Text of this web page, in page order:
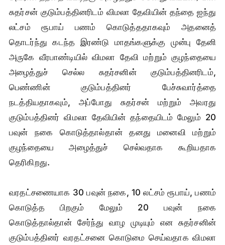
சுதர்சன் குடும்பத்தினரிடம் விமலா தேவியின் தந்தை ஐந்து
லட்சம் ரூபாய் பணம் கொடுத்ததாகவும் அதனைத்
தொடர்ந்து கடந்த இரண்டு மாதங்களுக்கு முன்பு தேனி
அருகே வீரபாண்டியில் விமலா தேவி மற்றும் குழந்தையை
அழைத்துச் செல்ல சுதர்சனின் குடும்பத்தினரிடம்,
பெண்ணின் குடும்பத்தினர் பேச்சுவார்த்தை
நடத்தியதாகவும், அப்போது சுதர்சன் மற்றும் அவரது
குடும்பத்தினர் விமலா தேவியின் தந்தையிடம் மேலும் 20
பவுன் நகை கொடுத்தால்தான் தனது மனைவி மற்றும்
குழந்தையை அழைத்துச் செல்வதாக கூறியதாக
தெரிகிறது.
வரதட்சணையாக 30 பவுன் நகை, 10 லட்சம் ரூபாய், பணம்
கொடுத்த பிறகும் மேலும் 20 பவுன் நகை
கொடுத்தால்தான் சேர்ந்து வாழ முடியும் என சுதர்சனின்
குடும்பத்தினர் வரதட்சனை கொடுமை செய்வதாக விமலா